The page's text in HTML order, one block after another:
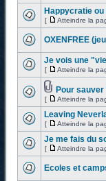
Happycratie
[ Atteindre la
OXENFREE
Je vois une
[ Atteindre la
Pour sauver
[ Atteindre la
Leaving
[ Atteindre la
Je me fais du
[ Atteindre la
Ecoles et